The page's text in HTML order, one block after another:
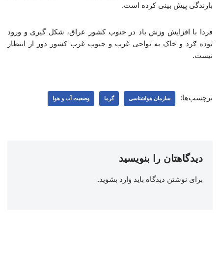
بارندگی پیش بینی کرده است.
فردا با افزایش وزش باد در جنوب کشور عراق، شکل گیری و ورود
توده ګرد و خاک به نواحی غرب و جنوب غرب کشور دور از انتظار
نیست.
برچسب‌ها: سازمان هواشناسی گرما وضعیت آب و هوا
دیدگاهتان را بنویسید
برای نوشتن دیدگاه باید وارد بشوید.